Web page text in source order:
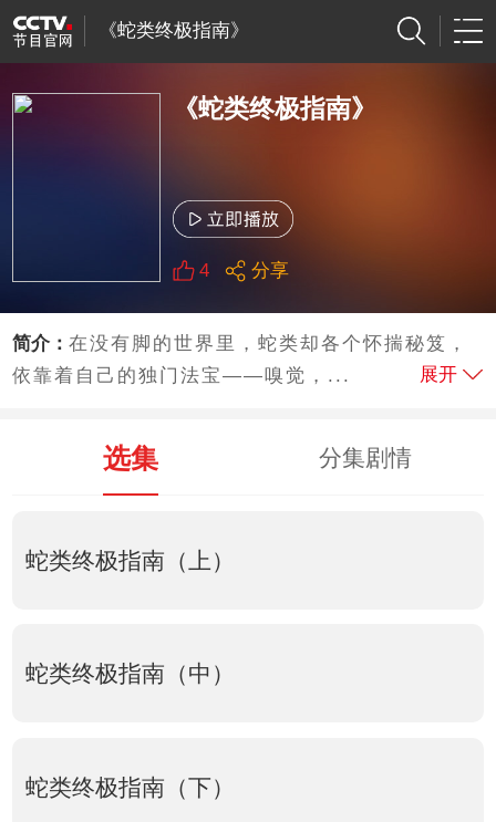
《蛇类终极指南》
《蛇类终极指南》
4 分享
简介：在没有脚的世界里，蛇类却各个怀揣秘笈，
依靠着自己的独门法宝——嗅觉，...
展开
选集 分集剧情
蛇类终极指南（上）
蛇类终极指南（中）
蛇类终极指南（下）